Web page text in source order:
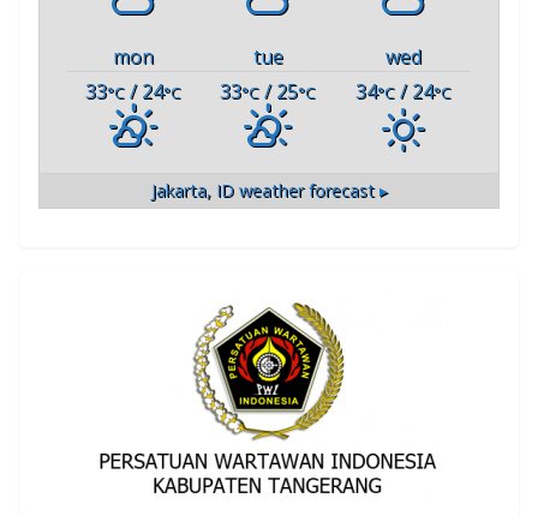
mon tue
wed
33°C / 24°C 33°C / 25°C 34°C/ 24°C
Jakarta, IDweather forecast ▸